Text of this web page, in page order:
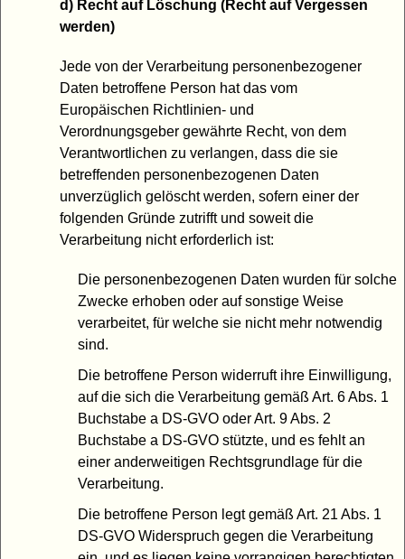
d) Recht auf Löschung (Recht auf Vergessen
werden)
Jede von der Verarbeitung personenbezogener
Daten betroffene Person hat das vom
Europäischen Richtlinien- und
Verordnungsgeber gewährte Recht, von dem
Verantwortlichen zu verlangen, dass die sie
betreffenden personenbezogenen Daten
unverzüglich gelöscht werden, sofern einer der
folgenden Gründe zutrifft und soweit die
Verarbeitung nicht erforderlich ist:
Die personenbezogenen Daten wurden für solche
Zwecke erhoben oder auf sonstige Weise
verarbeitet, für welche sie nicht mehr notwendig
sind.
Die betroffene Person widerruft ihre Einwilligung,
auf die sich die Verarbeitung gemäß Art. 6 Abs. 1
Buchstabe a DS-GVO oder Art. 9 Abs. 2
Buchstabe a DS-GVO stützte, und es fehlt an
einer anderweitigen Rechtsgrundlage für die
Verarbeitung.
Die betroffene Person legt gemäß Art. 21 Abs. 1
DS-GVO Widerspruch gegen die Verarbeitung